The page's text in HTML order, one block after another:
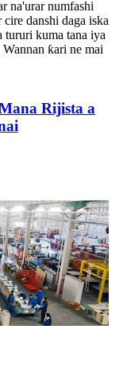
na'urar numfashi
danshi daga iska
tururi kuma tana iya
ƙari ne mai
Rijista a